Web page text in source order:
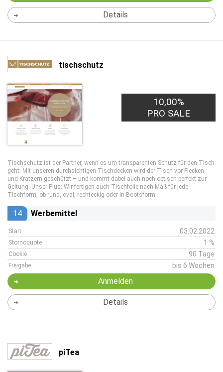
Details
tischschutz
10,00%
PRO SALE
Tischschutz ist der Partner, wenn es um transparenten Schutz für den Tisch
geht. Mit unseren durchsichtigen Tischdecken wird der Tisch vor Flecken
und Kratzern geschützt – und kommt dabei auch noch optisch perfekt zur
Geltung. Unser Plus: Wir fertigen auch Tischfolie nach Maß für jede
Tischform, ob rund, oval, rechteckig oder in Bootsform.
14 Werbemittel
Start 03.02.2022
Stornoquote 1 %
Cookie 90 Tage
Freigabe bis 6 Wochen
Anmelden
Details
piTea